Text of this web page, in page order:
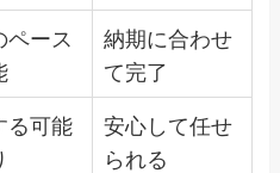
ペース
納期に合わせ
て完了
る可能
安心して任せ
られる